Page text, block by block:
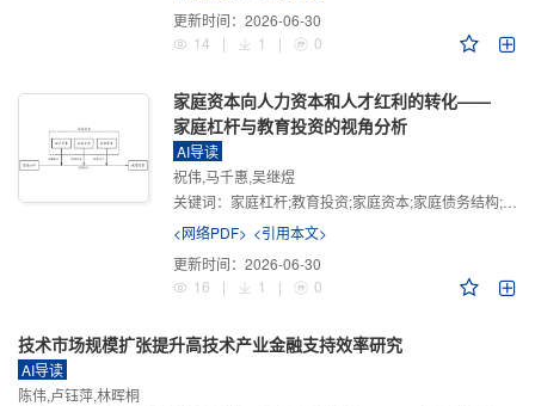
更新时间： 2026-06-30
14
| 1 | 0
家庭资本向人力资本和人才红利的转化——
家庭杠杆与教育投资的视角分析
AI导读
祝伟,马千惠,吴继煜
关键词： 家庭杠杆;教育投资;家庭资本;家庭债务结构;CHFS
<网络PDF> <引用本文>
更新时间： 2026-06-30
16
| 1 | 0
技术市场规模扩张提升高技术产业金融支持效率研究
AI导读
陈伟,卢钰萍,林晖桐